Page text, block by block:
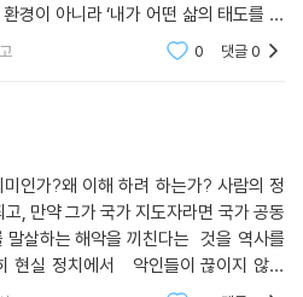
경이 아니라 ‘내가 어떤 삶의 태도를 가
신에 대해 고민도 많고, 미래에 대한 불
0 댓글0
인가?왜 이해 하려 하는가? 사람의 정
, 만약 그가 국가 지도자라면 국가 공동
말살하는 해악을 끼친다는 것을 역사를
현실 정치에서 악인들이 끊이지 않음
별하지 못함을 증거 한다.삶에서 사람